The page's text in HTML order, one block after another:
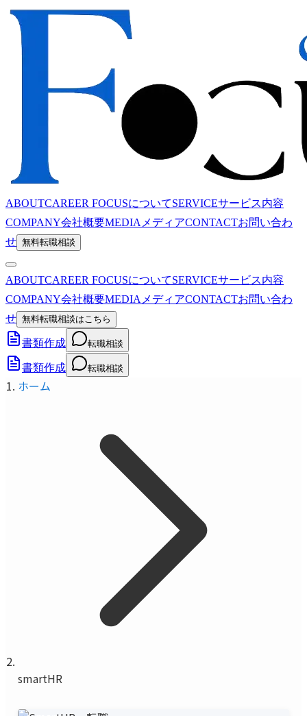
ABOUTCAREER FOCUSについてSERVICEサービス内容
COMPANY会社概要MEDIA メディアCONTACTお問い合わ
せ 無料転職相談
ABOUTCAREER FOCUSについてSERVICEサービス内容
COMPANY会社概要MEDIA メディアCONTACTお問い合わ
せ 無料転職相談はこちら
書類作成 転職相談
書類作成 転職相談
ホーム
smartHR